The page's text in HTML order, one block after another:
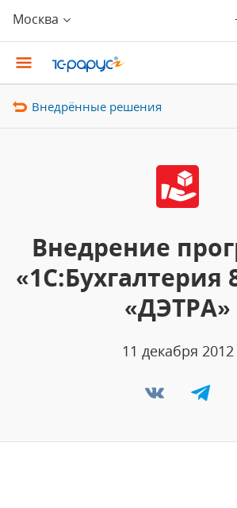
Москва
Внедрённые решения
Внедрение
«ДЭТРА»
11 декабря 2012